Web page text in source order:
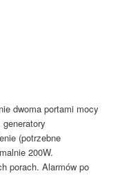
dwoma portami mocy
(potrzebne
200W.
porach. Alarmów po